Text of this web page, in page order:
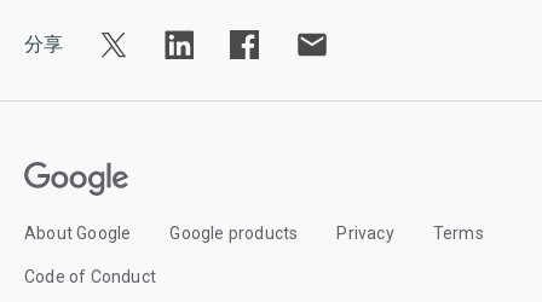
分享
About Google Google products Privacy Terms
Code of Conduct